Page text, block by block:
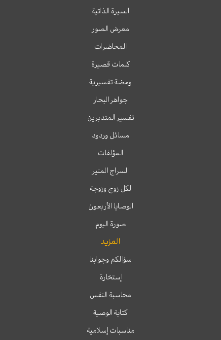
السيرة الذاتية
معرض الصور
المحاضرات
كلمات قصيرة
ومضة تفسيرية
جواهر البحار
تفسير المتدبرين
مسائل وردود
المؤلفات
السراج المنير
لكل زوج وزوجة
الوصايا الأربعون
صورة اليوم
المزيد
سؤالكم وجوابنا
إستخارة
محاسبة النفس
كتابة الوصية
مناسبات إسلامية